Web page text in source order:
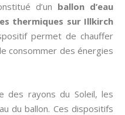
d’un ballon d’eau
thermiques sur Illkirch
permet de chauffer
consommer des énergies
des rayons du Soleil, les
du ballon. Ces dispositifs